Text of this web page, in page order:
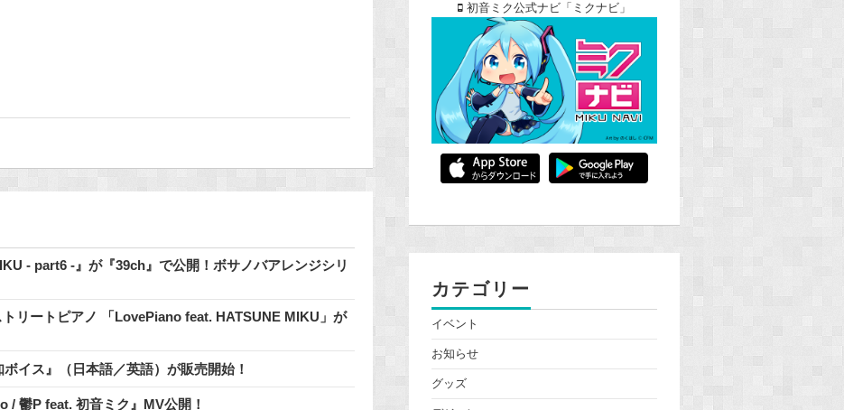
- part6 -』が『39ch』で公開！ボサノバアレンジシリ
トリートピアノ 「LovePiano feat. HATSUNE MIKU」が
イス』（日本語／英語）が販売開始！
鬱P feat. 初音ミク』MV公開！
初音ミク公式ナビ「ミクナビ」
カテゴリー
イベント
お知らせ
グッズ